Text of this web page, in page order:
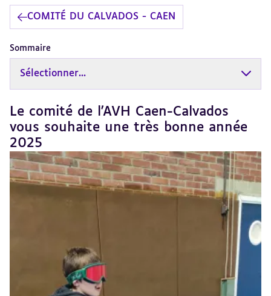
COMITÉ DU CALVADOS - CAEN
Sommaire
Sélectionner...
Le comité de l'AVH Caen-Calvados
vous souhaite une très bonne année
2025
Revenir
au
sommaire